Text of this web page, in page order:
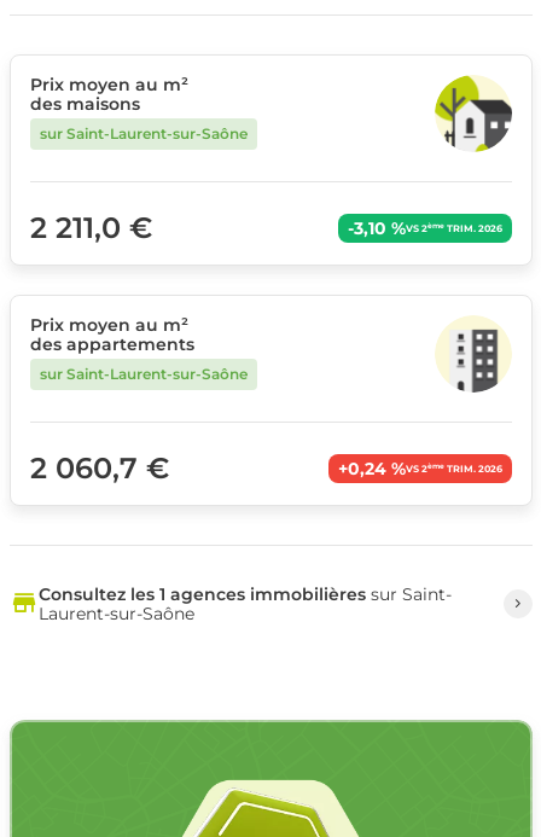
Prix moyen au m²
des maisons
sur Saint-Laurent-sur-Saône
2 211,0 € -3,10 %VS 2èmeTRIM. 2026
Prix moyen au m²
des appartements
sur Saint-Laurent-sur-Saône
2 060,7 € +0,24 %VS 2èmeTRIM. 2026
Consultez les 1 agences immobilièressur Saint-
Laurent-sur-Saône